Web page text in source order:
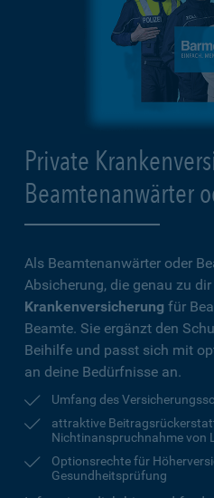
Private
Beamtenanwärter
Als Beamtenanwärter oder
Absicherung, die genau zu
Krankenversicherung für
Beamte. Sie ergänzt den
Beihilfe und passt sich mit
an deine Bedürfnisse an.
Umfang des
attraktive
Nichtinanspruchnahme von
Optionsrechte für
Gesundheitsprüfung